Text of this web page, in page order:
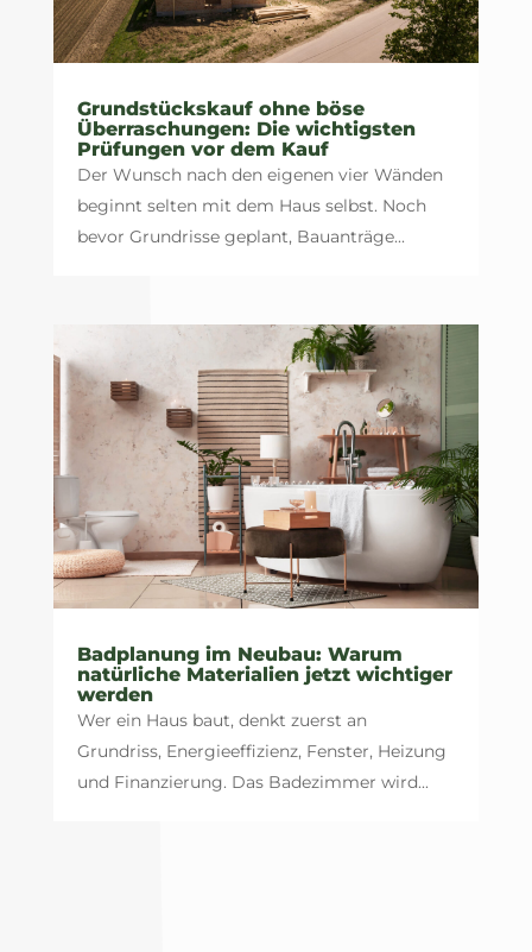
Grundstückskauf ohne böse
Überraschungen: Die wichtigsten
Prüfungen vor dem Kauf
Der Wunsch nach den eigenen vier Wänden
beginnt selten mit dem Haus selbst. Noch
bevor Grundrisse geplant, Bauanträge...
Badplanung im Neubau: Warum
natürliche Materialien jetzt wichtiger
werden
Wer ein Haus baut, denkt zuerst an
Grundriss, Energieeffizienz, Fenster, Heizung
und Finanzierung. Das Badezimmer wird...